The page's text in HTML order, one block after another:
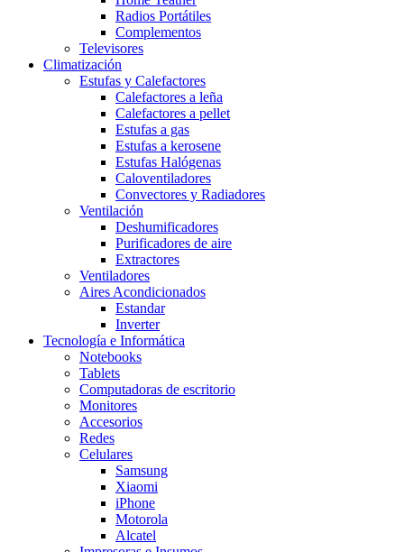
Radios Portátiles
Complementos
Televisores
Climatización
Estufas y Calefactores
Calefactores a leña
Calefactores a pellet
Estufas a gas
Estufas a kerosene
Estufas Halógenas
Caloventiladores
Convectores y Radiadores
Ventilación
Deshumificadores
Purificadores de aire
Extractores
Ventiladores
Aires Acondicionados
Estandar
Inverter
Tecnología e Informática
Notebooks
Tablets
Computadoras de escritorio
Monitores
Accesorios
Redes
Celulares
Samsung
Xiaomi
iPhone
Motorola
Alcatel